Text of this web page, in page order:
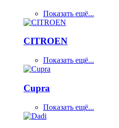
Показать ещё...
CITROEN
Показать ещё...
Cupra
Показать ещё...